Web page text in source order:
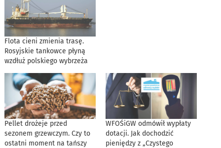
Flota cieni zmienia trasę.
Rosyjskie tankowce płyną
wzdłuż polskiego wybrzeża
Pellet drożeje przed
sezonem grzewczym. Czy to
ostatni moment na tańszy
WFOŚiGW odmówił wypłaty
dotacji. Jak dochodzić
pieniędzy z „Czystego